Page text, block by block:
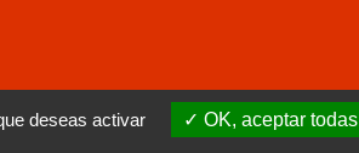
deseas activar OK, aceptar todas